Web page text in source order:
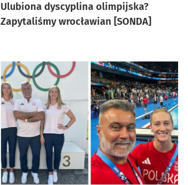
Ulubiona dyscyplina olimpijska?
Zapytaliśmy wrocławian [SONDA]